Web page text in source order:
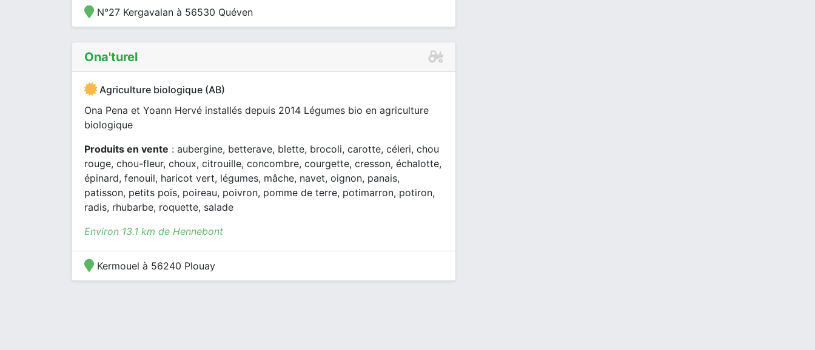
N°27 Kergavalan à 56530 Quéven
Ona'turel
Agriculture biologique (AB)
Ona Pena et Yoann Hervé installés depuis 2014 Légumes bio en agriculture
biologique
Produits en vente : aubergine, betterave, blette, brocoli, carotte, céleri, chou
rouge, chou-fleur, choux, citrouille, concombre, courgette, cresson, échalotte,
épinard, fenouil, haricot vert, légumes, mâche, navet, oignon, panais,
patisson, petits pois, poireau, poivron, pomme de terre, potimarron, potiron,
radis, rhubarbe, roquette, salade
Environ 13.1 km de Hennebont
Kermouel à 56240 Plouay